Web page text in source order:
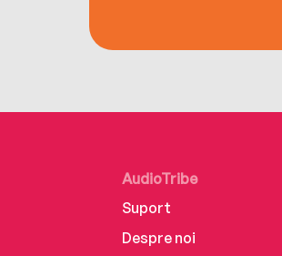
AudioTribe
Suport
Despre noi